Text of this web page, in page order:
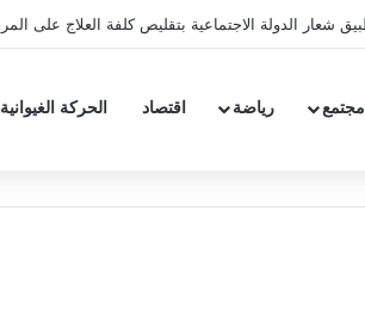
مجتمع رياضة اقتصاد الحركة الغيوانية